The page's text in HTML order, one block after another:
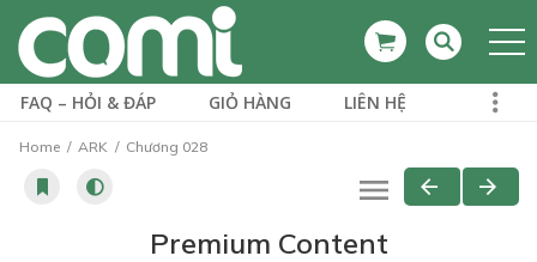
FAQ – HỎI & ĐÁP GIỎ HÀNG LIÊN HỆ
Home ARK Chương 028
Premium Content